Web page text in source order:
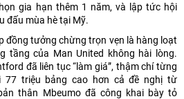
gia hạn thêm 1 năm, và lập tức hội
đấu mùa hè tại Mỹ.
đồng tưởng chừng trọn vẹn là hàng loạt
tầng của Man United không hài lòng.
đã liên tục “làm giá”, thậm chí từng
77 triệu bảng cao hơn cả đề nghị từ
thân Mbeumo đã công khai bày tỏ